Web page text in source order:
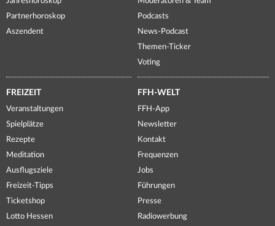
Partnerhoroskop
Aszendent
Podcasts
News-Podcast
Themen-Ticker
Voting
FREIZEIT
Veranstaltungen
Spielplätze
Rezepte
Meditation
Ausflugsziele
Freizeit-Tipps
Ticketshop
Lotto Hessen
FFH-WELT
FFH-App
Newsletter
Kontakt
Frequenzen
Jobs
Führungen
Presse
Radiowerbung